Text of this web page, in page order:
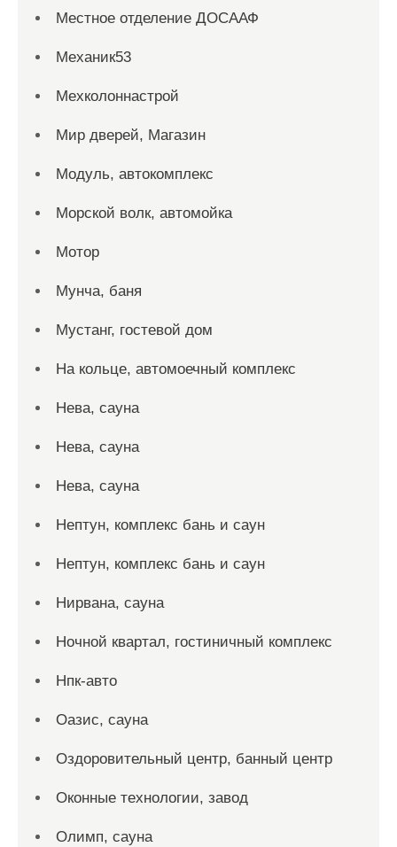
Местное отделение ДОСААФ
Механик53
Мехколоннастрой
Мир дверей, Магазин
Модуль, автокомплекс
Морской волк, автомойка
Мотор
Мунча, баня
Мустанг, гостевой дом
На кольце, автомоечный комплекс
Нева, сауна
Нева, сауна
Нева, сауна
Нептун, комплекс бань и саун
Нептун, комплекс бань и саун
Нирвана, сауна
Ночной квартал, гостиничный комплекс
Нпк-авто
Оазис, сауна
Оздоровительный центр, банный центр
Оконные технологии, завод
Олимп, сауна